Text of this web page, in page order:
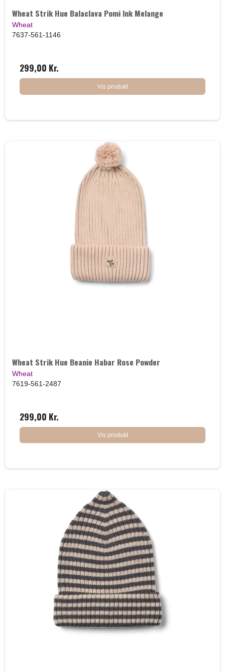
Wheat Strik Hue Balaclava Pomi Ink Melange
Wheat
7637-561-1146
299,00 Kr.
Vis produkt
Wheat Strik Hue Beanie Habar Rose Powder
Wheat
7619-561-2487
299,00 Kr.
Vis produkt